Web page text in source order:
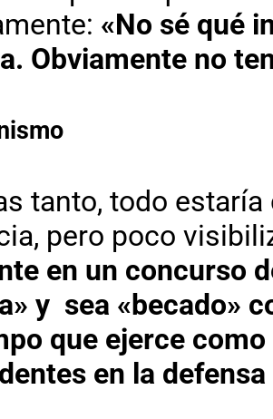
«No sé qué
Obviamente no
tanto, todo
pero poco
en un concurso
y sea «becado»
que ejerce
en la